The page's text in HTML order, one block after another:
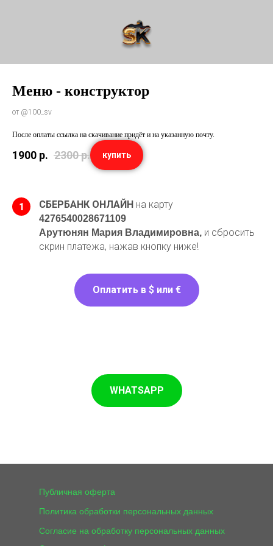
Меню - конструктор
от @100_sv
После оплаты ссылка на скачивание придёт и на указанную почту.
1900 р. 2300р. купить
1 СБЕРБАНК ОНЛАЙН на карту
4276540028671109
Арутюнян Мария Владимировна, и сбросить
скрин платежа, нажав кнопку ниже!
Оплатить в $ или €
WHATSAPP
Политика обработки персональных данных
Публичная оферта
Согласие на обработку персональных данных